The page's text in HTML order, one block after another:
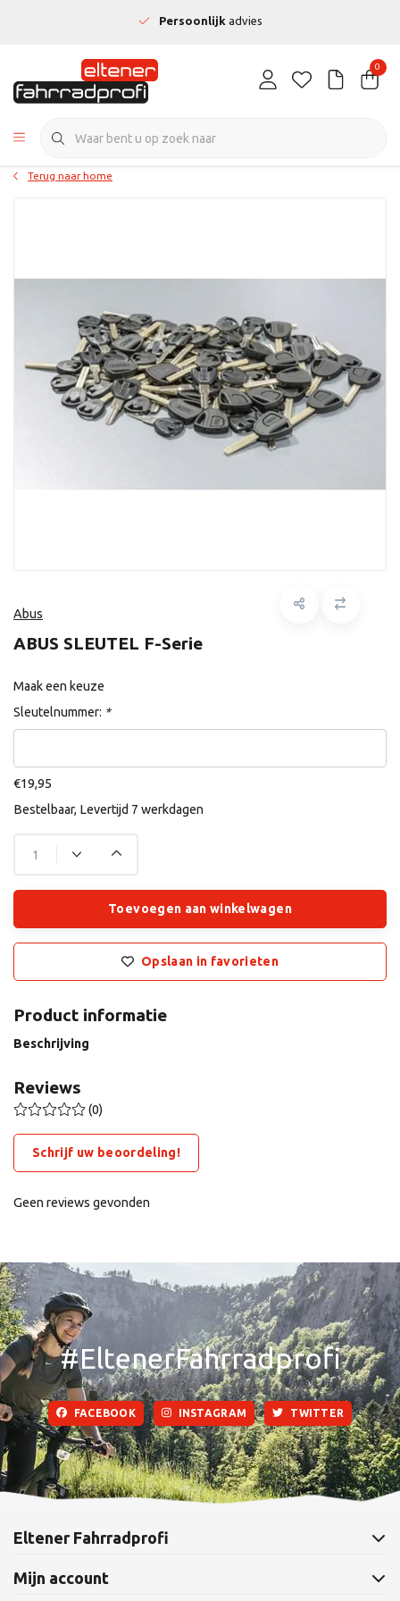
Persoonlijkadvies
0
Terug naar home
Abus
ABUS SLEUTEL F-Serie
Maak een keuze
Sleutelnummer: *
€19,95
Bestelbaar, Levertijd 7 werkdagen
Toevoegen aan winkelwagen
Opslaan in favorieten
Product informatie
Beschrijving
Reviews
(0)
Schrijf uw beoordeling!
Geen reviews gevonden
#EltenerFahrradprofi
FACEBOOK INSTAGRAM TWITTER
Eltener Fahrradprofi
Mijn account